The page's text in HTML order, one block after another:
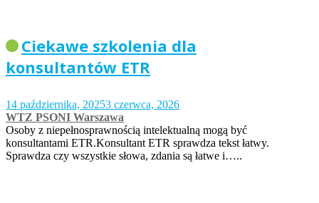
Ciekawe szkolenia dla
konsultantów ETR
14 października, 20253 czerwca, 2026
WTZ PSONI Warszawa
Osoby z niepełnosprawnością intelektualną mogą być
konsultantami ETR.Konsultant ETR sprawdza tekst łatwy.
Sprawdza czy wszystkie słowa, zdania są łatwe i…..